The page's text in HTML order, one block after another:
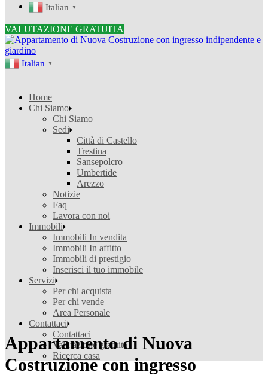
Italian ▼
VALUTAZIONE GRATUITA
Italian ▼
Home
Chi Siamo
Chi Siamo
Sedi
Città di Castello
Trestina
Sansepolcro
Umbertide
Arezzo
Notizie
Faq
Lavora con noi
Immobili
Immobili In vendita
Immobili In affitto
Immobili di prestigio
Inserisci il tuo immobile
Servizi
Per chi acquista
Per chi vende
Area Personale
Contattaci
Contattaci
Valutazione gratuita
Ricerca casa
Appartamento di Nuova
Costruzione con ingresso